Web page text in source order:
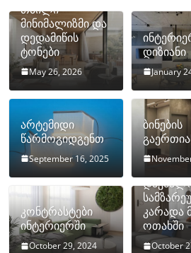
თბილი
მინიმალიზმი და
დედამიწის
ტონები
May 26, 2026
დიზიანი
January
არტემიდი
წარმოგიდგენთ
September 16, 2025
ბინების
კონტრასტები
ინტერიერში
October 29, 2024
როგორ
კარადა
ოთახში
October